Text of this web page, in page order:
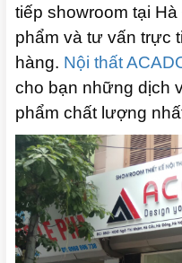
tiếp showroom tại
phẩm và tư vấn trực
hàng. Nội thất
cho bạn những dịch
phẩm chất lượng